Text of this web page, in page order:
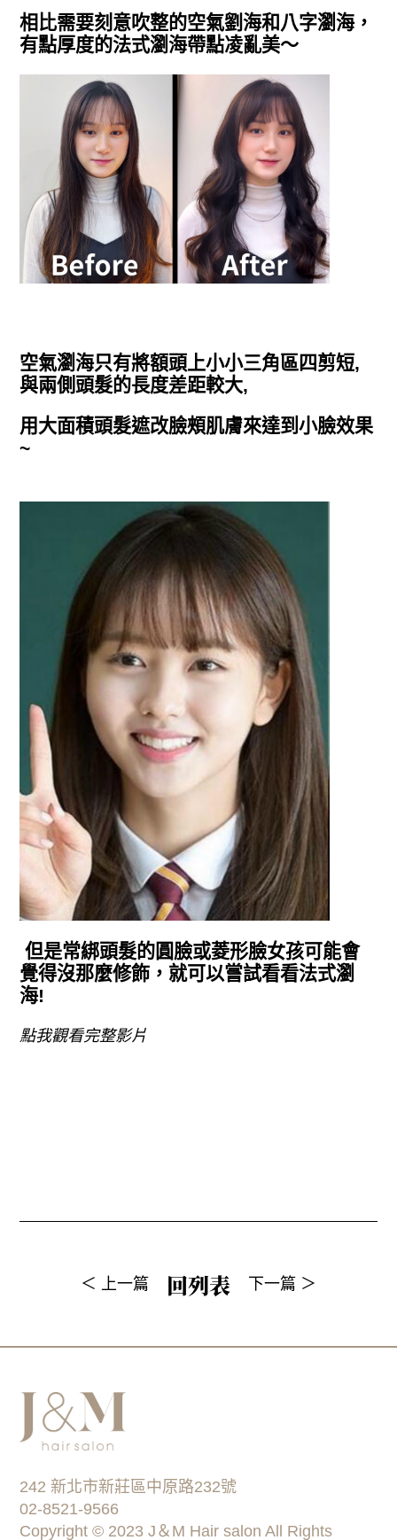
相比需要刻意吹整的空氣劉海和八字瀏海，
有點厚度的法式瀏海帶點凌亂美～
空氣瀏海只有將額頭上小小三角區四剪短,
與兩側頭髮的長度差距較大,
用大面積頭髮遮改臉頰肌膚來達到小臉效果
~
但是常綁頭髮的圓臉或菱形臉女孩可能會
覺得沒那麼修飾，就可以嘗試看看法式瀏
海!
點我觀看完整影片
＜ 上一篇 回列表 下一篇 ＞
242 新北市新莊區中原路232號
02-8521-9566
Copyright © 2023 J＆M Hair salon All Rights